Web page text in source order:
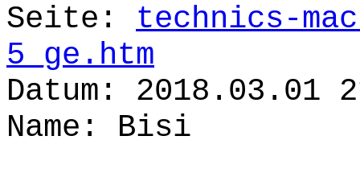
Seite: technics-
5_ge.htm
Datum: 2018.03.01
Name: Bisi